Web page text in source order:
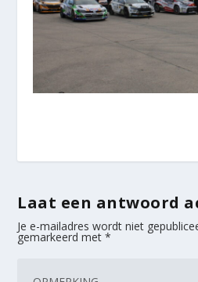
Laat een antwoord
Je e-mailadres wordt niet
gemarkeerd met*